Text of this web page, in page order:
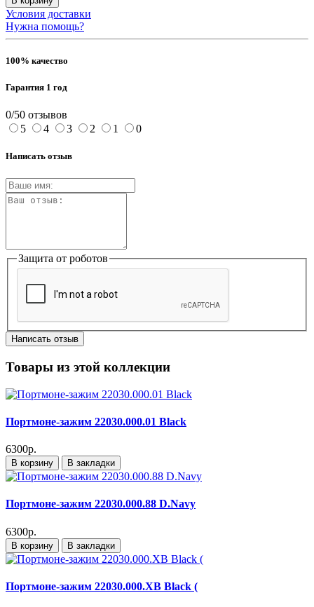
Условия доставки
Нужна помощь?
100% качество
Гарантия 1 год
0/50 отзывов
5
4 3 2 1 0
Написать отзыв
Защита от роботов
Написать отзыв
Товары из этой коллекции
Портмоне-зажим 22030.000.01 Black
6300р.
В корзину В закладки
Портмоне-зажим 22030.000.88 D.Navy
6300р.
В корзину В закладки
Портмоне-зажим 22030.000.XB Black (